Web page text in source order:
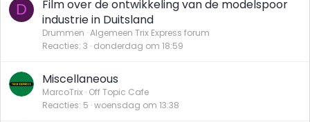
D
Film over de ontwikkeling van de modelspoor
industrie in Duitsland
Drummen Algemeen Trix Express forum
Reacties 3 donderdag om 18:59
Miscellaneous
MarcoTrix Off Topic Cafe
Reacties 5 woensdag om 13:38